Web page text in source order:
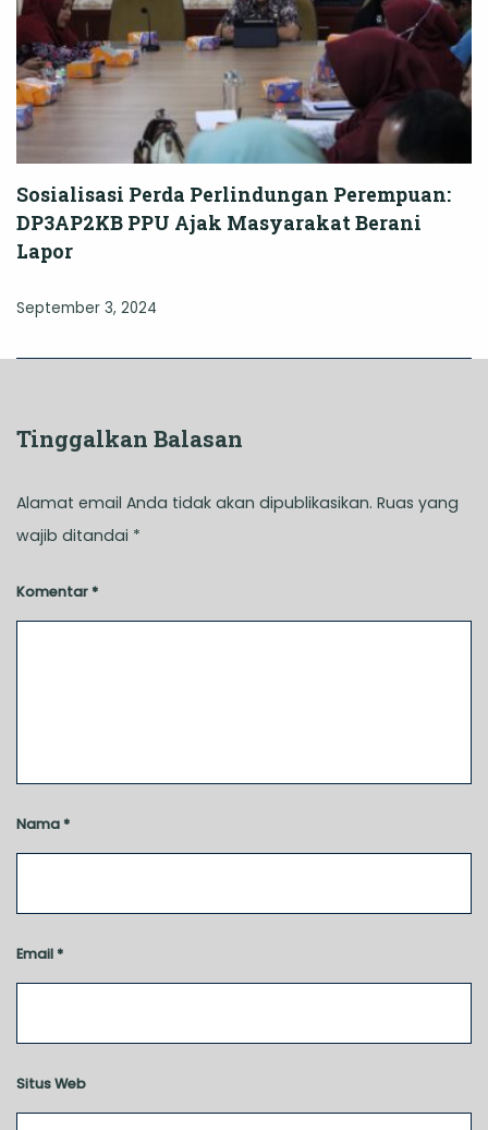
Sosialisasi Perda Perlindungan Perempuan:
DP3AP2KB PPU Ajak Masyarakat Berani
Lapor
September 3, 2024
Tinggalkan Balasan
Alamat email Anda tidak akan dipublikasikan. Ruas yang
wajib ditandai *
Komentar *
Nama *
Email *
Situs Web